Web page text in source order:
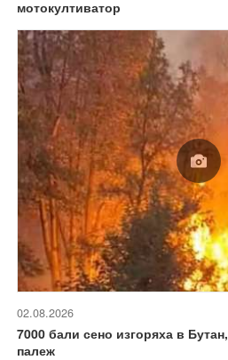
мотокултиватор
02.08.2026
7000 бали сено изгоряха в
палеж